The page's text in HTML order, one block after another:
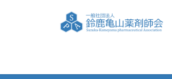
ス
ン